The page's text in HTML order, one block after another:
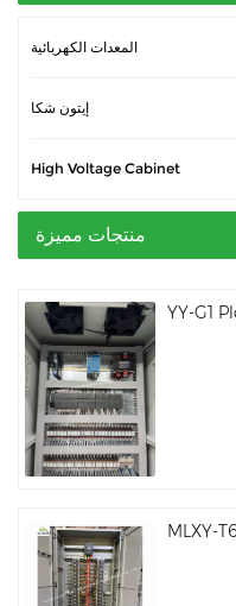
المعدات الكهربائية
إيتون شكا
High Voltage Cabinet
منتجات مميزة